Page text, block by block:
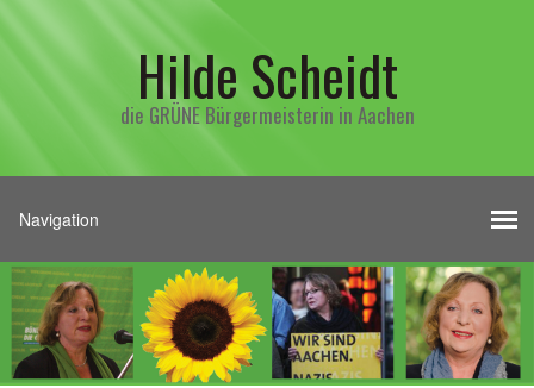
Hilde Scheidt
die GRÜNE Bürgermeisterin in Aachen